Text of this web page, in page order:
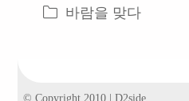
바람을 맞다
© Copyright 2010 | D2side